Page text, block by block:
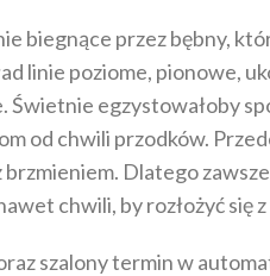
biegnące przez bębny,
linie poziome, pionowe,
Świetnie egzystowałoby
od chwili przodków.
Dlatego
chwili, by rozłożyć
szalony termin w